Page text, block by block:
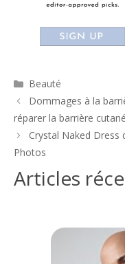
Catégories
Beauté
Navigation
des
articles
Dommages à la
réparer la barrière
Crystal Naked Dress
Photos
Articles